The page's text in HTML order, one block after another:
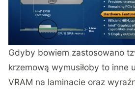
Gdyby bowiem zastosowano
krzemową wymusiłoby to inne
VRAM na laminacie oraz